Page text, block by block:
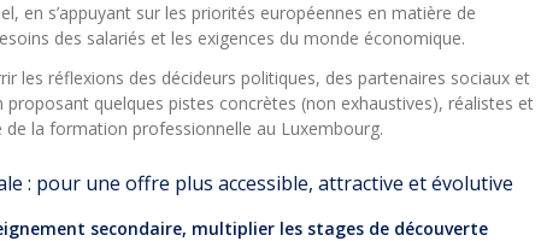
en s’appuyant sur les priorités européennes en matière de
des salariés et les exigences du monde économique.
les réflexions des décideurs politiques, des partenaires sociaux et
quelques pistes concrètes (non exhaustives), réalistes et
la formation professionnelle au Luxembourg.
: pour une offre plus accessible, attractive et évolutive
secondaire, multiplier les stages de découverte